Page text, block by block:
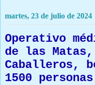
martes, 23 de julio de 2024
Operativo
de las
Caballeros,
1500 personas